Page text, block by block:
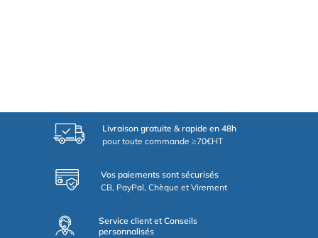
Livraison gratuite & rapide en 48h
pour toute commande ≥70€HT
Vos paiements sont sécurisés
CB, PayPal, Chèque et Virement
Service client et Conseils
personnalisés